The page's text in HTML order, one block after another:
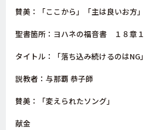
賛美：「ここから」「主は良いお方」
聖書箇所：ヨハネの福音書 １８章１
タイトル：「落ち込み続けるのはNG」
説教者：与那覇 恭子師
賛美：「変えられたソング」
献金